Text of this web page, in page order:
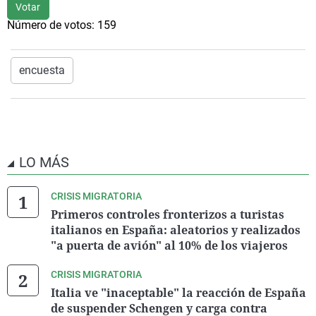
Votar
Número de votos: 159
encuesta
LO MÁS
CRISIS MIGRATORIA
Primeros controles fronterizos a turistas
italianos en España: aleatorios y realizados
"a puerta de avión" al 10% de los viajeros
CRISIS MIGRATORIA
Italia ve "inaceptable" la reacción de España
de suspender Schengen y carga contra